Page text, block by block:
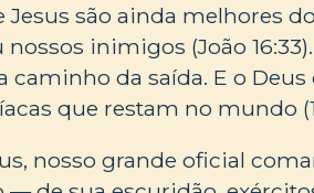
Jesus são ainda melhores
inimigos (João
caminho da saída. E o
que restam no mundo
nosso grande oficial